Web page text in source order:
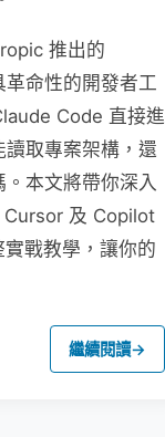
推出的
革命性的開發者工
Code 直接進
取專案架構，還
本文將帶你深入
Cursor 及 Copilot
戰教學，讓你的
繼續閱讀→